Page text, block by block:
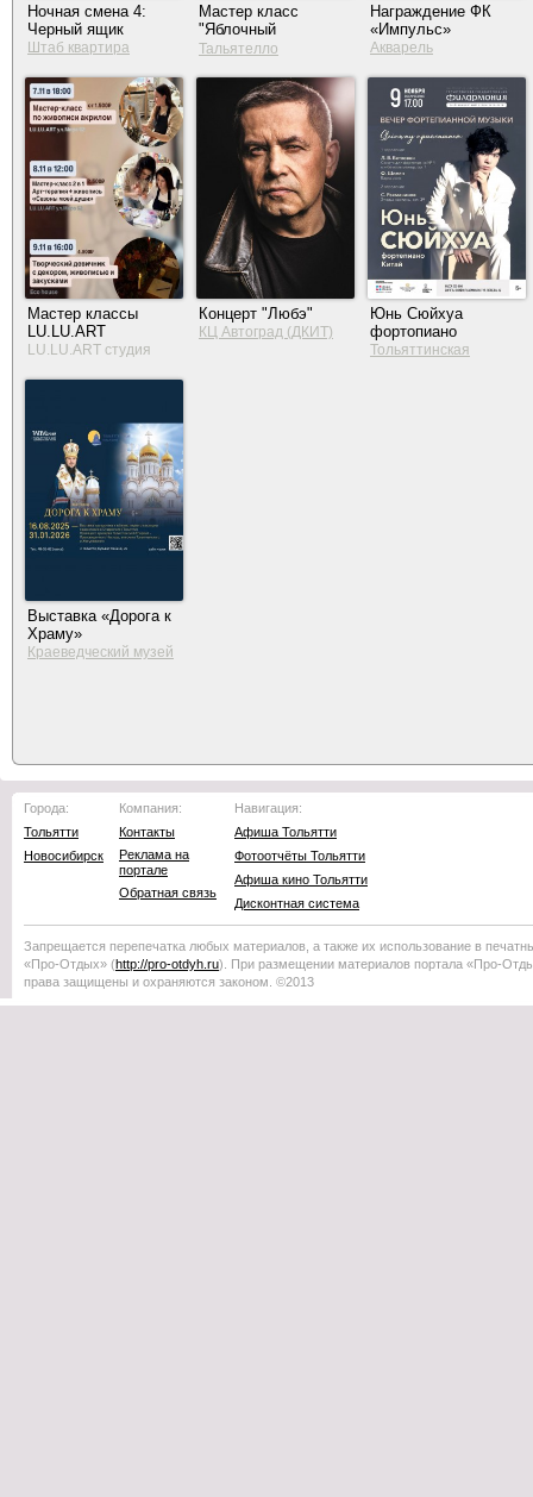
Ночная смена 4:
Черный ящик
Штаб квартира
Мастер класс
"Яблочный
штрудель"
Тальятелло
Награждение ФК
«Импульс»
Акварель
Мастер классы
LU.LU.ART
LU.LU.ART студия
Концерт "Любэ"
КЦ Автоград (ДКИТ)
Юнь Сюйхуа
фортопиано
Тольяттинская
Выставка «Дорога к
Храму»
Краеведческий музей
Города:
Тольятти
Новосибирск
Компания:
Контакты
Реклама на
портале
Обратная связь
Навигация:
Афиша Тольятти
Фотоотчёты Тольятти
Афиша кино Тольятти
Дисконтная система
Запрещается перепечатка любых материалов, а также их использование в
«Про-Отдых» (http://pro-otdyh .ru). При размещении материалов портала «Про-
права защищены и охраняются законом. ©2013